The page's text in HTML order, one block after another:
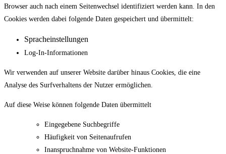
Browser auch nach einem Seitenwechsel identifiziert werden kann. In den
Cookies werden dabei folgende Daten gespeichert und übermittelt:
Spracheinstellungen
Log-In-Informationen
Wir verwenden auf unserer Website darüber hinaus Cookies, die eine
Analyse des Surfverhaltens der Nutzer ermöglichen.
Auf diese Weise können folgende Daten übermittelt
Eingegebene Suchbegriffe
Häufigkeit von Seitenaufrufen
Inanspruchnahme von Website-Funktionen